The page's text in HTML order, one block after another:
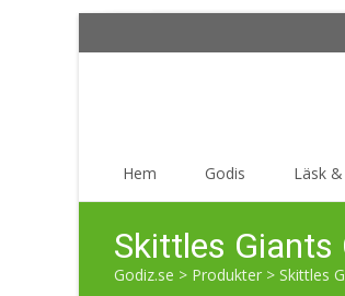
Hem Godis Läsk
Skittles Giants
Godiz.se > Produkter > Skittles